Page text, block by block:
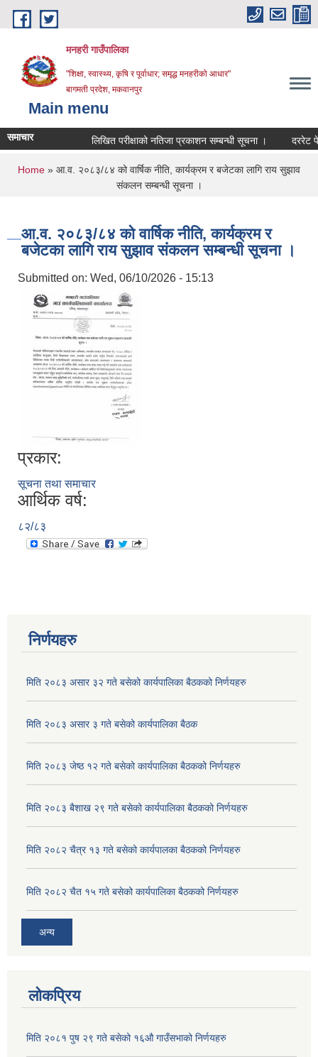
Skip to main content
मनहरी गाउँपालिका
"शिक्षा, स्वास्थ्य, कृषि र पूर्वाधार; समृद्ध मनहरीको आधार"
बागमती प्रदेश, मकवानपुर
Main menu
समाचार लिखित परीक्षाको नतिजा प्रकाशन सम्बन्धी सूचना । दररेट पेश
You are here
Home » आ.व. २०८३/८४ को वार्षिक नीति, कार्यक्रम र बजेटका लागि राय सुझाव
संकलन सम्बन्धी सूचना ।
आ.व. २०८३/८४ को वार्षिक नीति, कार्यक्रम र
बजेटका लागि राय सुझाव संकलन सम्बन्धी सूचना ।
Submitted on: Wed, 06/10/2026 - 15:13
प्रकार:
सूचना तथा समाचार
आर्थिक वर्ष:
८२/८३
निर्णयहरु
मिति २०८३ असार ३२ गते बसेको कार्यपालिका बैठकको निर्णयहरु
मिति २०८३ असार ३ गते बसेको कार्यपालिका बैठक
मिति २०८३ जेष्ठ १२ गते बसेको कार्यपालिका बैठकको निर्णयहरु
मिति २०८३ बैशाख २९ गते बसेको कार्यपालिका बैठकको निर्णयहरु
मिति २०८२ चैत्र १३ गते बसेको कार्यपालका बैठकको निर्णयहरु
मिति २०८२ चैत १५ गते बसेको कार्यपालिका बैठकको निर्णयहरु
अन्य
लोकप्रिय
मिति २०८१ पुष २९ गते बसेको १६‍‍औ गाउँसभाको निर्णयहरु